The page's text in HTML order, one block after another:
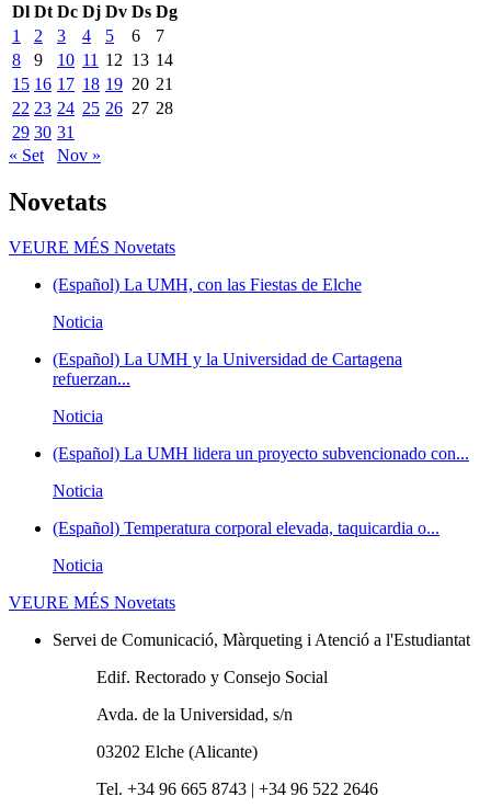
Dl Dt Dc Dj Dv Ds Dg
1
2 3 4 5 6
7
8
9 10 11 12 13 14
15 16 17 18 19 20 21
22 23 24 25 26 27 28
29 30 31
« Set
Nov »
Novetats
VEURE MÉS Novetats
(Español) La UMH, con las Fiestas de Elche
Noticia
(Español) La UMH y la Universidad de Cartagena
refuerzan...
Noticia
(Español) La UMH lidera un proyecto subvencionado con...
Noticia
(Español) Temperatura corporal elevada, taquicardia o...
Noticia
VEURE MÉS Novetats
Servei de Comunicació, Màrqueting i Atenció a l'Estudiantat
Edif. Rectorado y Consejo Social
Avda. de la Universidad, s/n
03202 Elche (Alicante)
Tel. +34 96 665 8743 | +34 96 522 2646